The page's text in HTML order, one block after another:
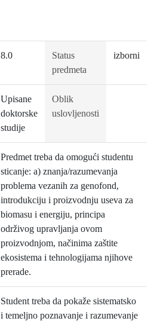
8.0
Status
predmeta
izborni
Upisane
doktorske
studije
Oblik
uslovljenosti
Predmet treba da omogući studentu
sticanje: a) znanja/razumevanja
problema vezanih za genofond,
introdukciju i proizvodnju useva za
biomasu i energiju, principa
održivog upravljanja ovom
proizvodnjom, načinima zaštite
ekosistema i tehnologijama njihove
prerade.
Student treba da pokaže sistematsko
i temeljno poznavanje i razumevanje